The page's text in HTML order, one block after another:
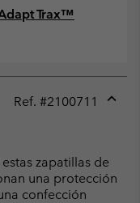
Trax™
Ref. #2100711
zapatillas de
una protección
confección